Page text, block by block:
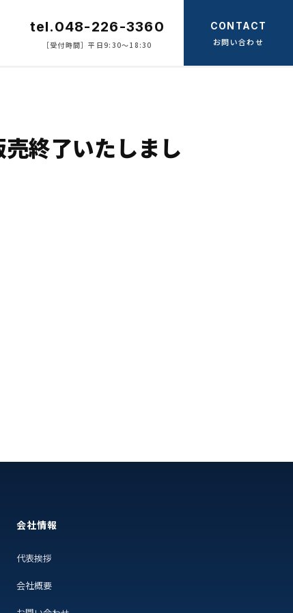
tel.048-226-3360
［受付時間］平日9:30〜18:30
CONTACT
お問い合わせ
終了いたしまし
会社情報
代表挨拶
会社概要